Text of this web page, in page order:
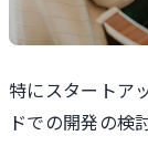
特にスタートア
ドでの開発の検